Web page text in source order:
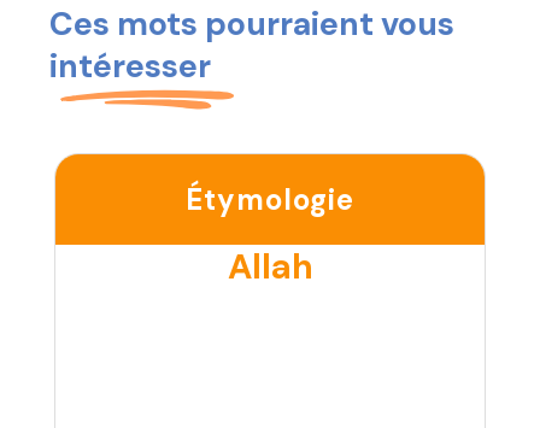
Ces mots pourraient vous
intéresser
Étymologie
Allah